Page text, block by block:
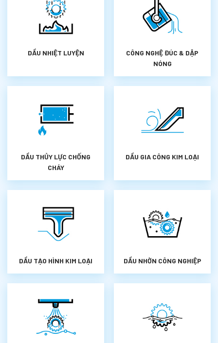
DẦU NHIỆT LUYỆN
CÔNG NGHỆ ĐÚC & DẬP
NÓNG
DẦU THỦY LỰC CHỐNG
CHÁY
DẦU GIA CÔNG KIM LOẠI
DẦU TẠO HÌNH KIM LOẠI DẦU NHỜN CÔNG NGHIỆP